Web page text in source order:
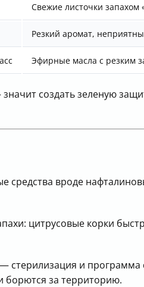
Свежие листочки запахом
Резкий аромат,
Эфирные масла с резким
создать зеленую
средства вроде
цитрусовые корки
стерилизация и
борются за территорию.